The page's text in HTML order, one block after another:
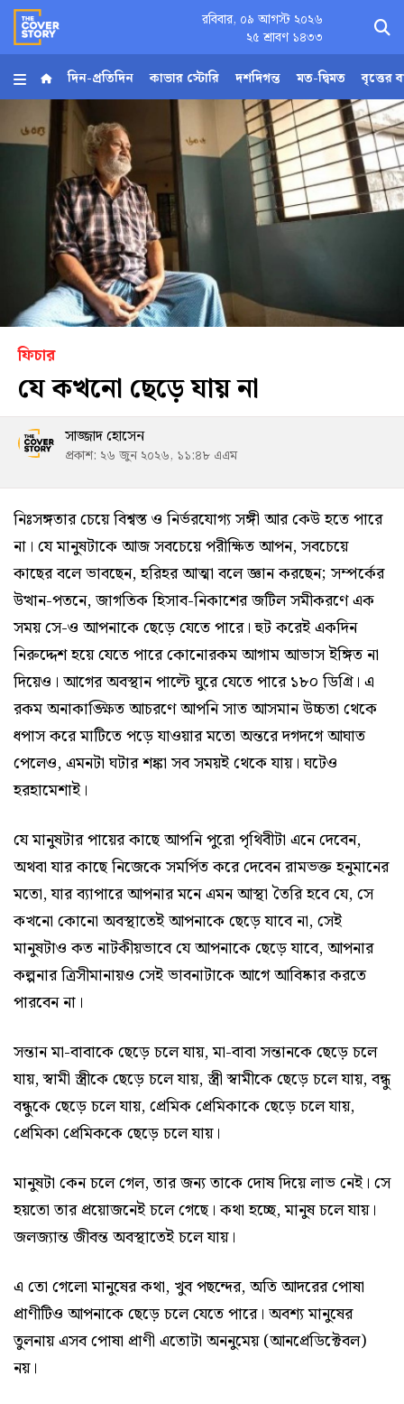
রবিবার, ০৯ আগস্ট ২০২৬
২৫ শ্রাবণ ১৪৩৩
হোম
আর্কাইভ
কনভার্টার
Follow
Us
দিন-প্রতিদিন কাভার স্টোরি দশদিগন্ত মত-দ্বিমত বৃত্তের
ফিচার
যে কখনো ছেড়ে যায় না
সাজ্জাদ হোসেন
প্রকাশ: ২৬ জুন ২০২৬, ১১:৪৮ এএম
নিঃসঙ্গতার চেয়ে বিশ্বস্ত ও নির্ভরযোগ্য সঙ্গী আর কেউ হতে পারে
না। যে মানুষটাকে আজ সবচেয়ে পরীক্ষিত আপন, সবচেয়ে
কাছের বলে ভাবছেন, হরিহর আত্মা বলে জ্ঞান করছেন; সম্পর্কের
উত্থান-পতনে, জাগতিক হিসাব-নিকাশের জটিল সমীকরণে এক
সময় সে-ও আপনাকে ছেড়ে যেতে পারে। হুট করেই একদিন
নিরুদ্দেশ হয়ে যেতে পারে কোনোরকম আগাম আভাস ইঙ্গিত না
দিয়েও। আগের অবস্থান পাল্টে ঘুরে যেতে পারে ১৮০ ডিগ্রি। এ
রকম অনাকাঙ্ক্ষিত আচরণে আপনি সাত আসমান উচ্চতা থেকে
ধপাস করে মাটিতে পড়ে যাওয়ার মতো অন্তরে দগদগে আঘাত
পেলেও, এমনটা ঘটার শঙ্কা সব সময়ই থেকে যায়। ঘটেও
হরহামেশাই।
যে মানুষটার পায়ের কাছে আপনি পুরো পৃথিবীটা এনে দেবেন,
অথবা যার কাছে নিজেকে সমর্পিত করে দেবেন রামভক্ত হনুমানের
মতো, যার ব্যাপারে আপনার মনে এমন আস্থা তৈরি হবে যে, সে
কখনো কোনো অবস্থাতেই আপনাকে ছেড়ে যাবে না, সেই
মানুষটাও কত নাটকীয়ভাবে যে আপনাকে ছেড়ে যাবে, আপনার
কল্পনার ত্রিসীমানায়ও সেই ভাবনাটাকে আগে আবিষ্কার করতে
পারবেন না।
সন্তান মা-বাবাকে ছেড়ে চলে যায়, মা-বাবা সন্তানকে ছেড়ে চলে
যায়, স্বামী স্ত্রীকে ছেড়ে চলে যায়, স্ত্রী স্বামীকে ছেড়ে চলে যায়, বন্ধু
বন্ধুকে ছেড়ে চলে যায়, প্রেমিক প্রেমিকাকে ছেড়ে চলে যায়,
প্রেমিকা প্রেমিককে ছেড়ে চলে যায়।
মানুষটা কেন চলে গেল, তার জন্য তাকে দোষ দিয়ে লাভ নেই। সে
হয়তো তার প্রয়োজনেই চলে গেছে। কথা হচ্ছে, মানুষ চলে যায়।
জলজ্যান্ত জীবন্ত অবস্থাতেই চলে যায়।
এ তো গেলো মানুষের কথা, খুব পছন্দের, অতি আদরের পোষা
প্রাণীটিও আপনাকে ছেড়ে চলে যেতে পারে। অবশ্য মানুষের
তুলনায় এসব পোষা প্রাণী এতোটা অননুমেয় (আনপ্রেডিক্টেবল)
নয়।